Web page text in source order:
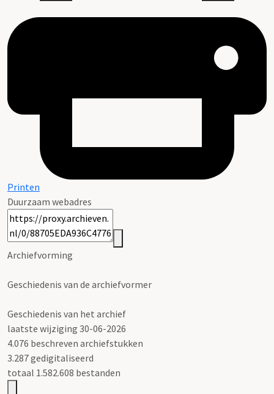
Printen
Duurzaam webadres
Archiefvorming
Geschiedenis van de archiefvormer
Geschiedenis van het archief
laatste wijziging 30-06-2026
4.076 beschreven archiefstukken
3.287 gedigitaliseerd
totaal 1.582.608 bestanden